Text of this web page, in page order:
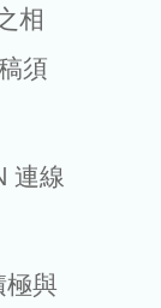
相
須
連線
與